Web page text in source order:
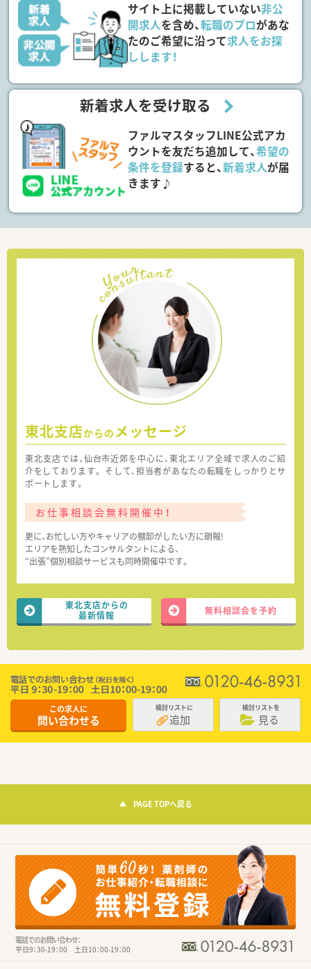
サイト上に掲載していない非公
開求人を含め、転職のプロがあな
たのご希望に沿って求人をお探
しします！
新着求人を受け取る
ファルマスタッフLINE公式アカ
ウントを友だち追加して、希望の
条件を登録すると、新着求人が届
きます♪
東北支店からの メッセージ
東北支店では、仙台市近郊を中心に、東北エリア全域で求人のご紹
介をしております。 そして、担当者があなたの転職をしっかりとサ
ポートします。
お仕事相談会無料開催中！
更に、お忙しい方やキャリアの棚卸がしたい方に朗報!
エリアを熟知したコンサルタントによる、
“出張”個別相談サービスも同時開催中です。
東北支店からの
最新情報
無料相談会を予約
この求人に
問い合わせる
検討リストに
追加
検討リストを
見る
PAGE TOPへ戻る
電話でのお問い合わせ：
平日9：30-19：00 土日10：00-19：00